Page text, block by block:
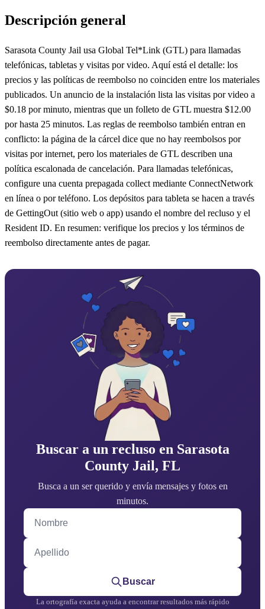
Descripción general
Sarasota County Jail usa Global Tel*Link (GTL) para llamadas
telefónicas, tabletas y visitas por video. Aquí está el detalle: los
precios y las políticas de reembolso no coinciden entre los materiales
publicados. Un anuncio de la instalación lista las visitas por video a
$0.18 por minuto, mientras que un folleto de GTL muestra $12.00
por hasta 25 minutos. Las reglas de reembolso también entran en
conflicto: la página de la cárcel dice que no hay reembolsos por
visitas por internet, pero los materiales de GTL describen una
política escalonada de cancelación. Para llamadas telefónicas,
configure una cuenta prepagada collect mediante ConnectNetwork
en línea o por teléfono. Los depósitos para tableta se hacen a través
de GettingOut (sitio web o app) usando el nombre del recluso y el
Resident ID. En resumen: verifique los precios y los términos de
reembolso directamente antes de pagar.
Buscar a un recluso en Sarasota
County Jail, FL
Busca a un ser querido y envía mensajes y fotos en
minutos.
Nombre
Apellido
Buscar
La ortografía exacta ayuda a encontrar resultados más rápido